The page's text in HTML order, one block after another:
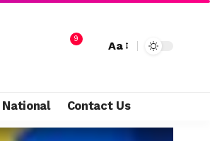
9
Aa
National Contact Us